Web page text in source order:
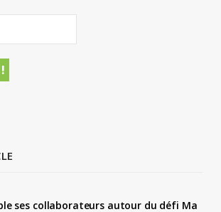
ses collaborateurs autour du défi Ma